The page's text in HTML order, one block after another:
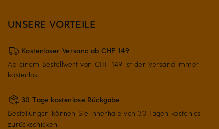
UNSERE VORTEILE
Kostenloser Versand ab CHF 149
Ab einem Bestellwert von CHF 149 ist der Versand immer
kostenlos.
30 Tage kostenlose Rückgabe
Bestellungen können Sie innerhalb von 30 Tagen kostenlos
zurückschicken.